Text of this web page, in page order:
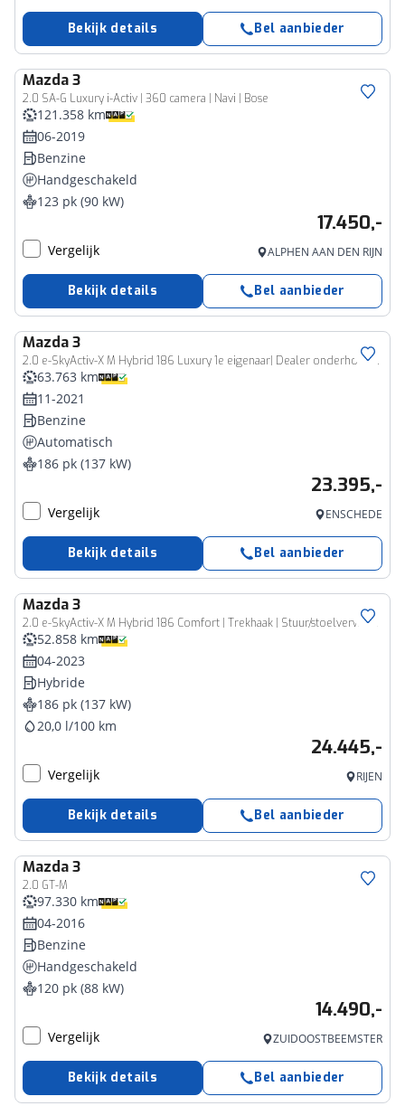
Bekijk details Bel aanbieder
Mazda3
2.0 SA-G Luxury i-Activ | 360 camera | Navi | Bose
121.358 km
06-2019
Benzine
Handgeschakeld
123 pk (90 kW)
17.450,-
Vergelijk ALPHEN AAN DEN RIJN
Bekijk details Bel aanbieder
Mazda3
2.0 e-SkyActiv-X M Hybrid 186 Luxury 1e eigenaar| Dealer onderhouden| Carplay| Adaptive Cruise| 360 Camera| Memory
63.763 km
11-2021
Benzine
Automatisch
186 pk (137 kW)
23.395,-
Vergelijk ENSCHEDE
Bekijk details Bel aanbieder
Mazda3
2.0 e-SkyActiv-X M Hybrid 186 Comfort | Trekhaak | Stuur/stoelverwarming | PDC | Achteruitrijcamera |
52.858 km
04-2023
Hybride
186 pk (137 kW)
20,0 l/100 km
24.445,-
Vergelijk RIJEN
Bekijk details Bel aanbieder
Mazda3
2.0 GT-M
97.330 km
04-2016
Benzine
Handgeschakeld
120 pk (88 kW)
14.490,-
Vergelijk ZUIDOOSTBEEMSTER
Bekijk details Bel aanbieder